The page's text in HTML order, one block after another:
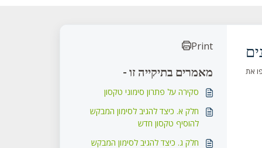
Print
מאמרים בתיקייה זו -
סקירה על פתרון סימוני טקסון
חלק א. כיצד להגיב לסימון המבקש
להוסיף טקסון חדש
חלק ג. כיצד להגיב לסימון המבקש